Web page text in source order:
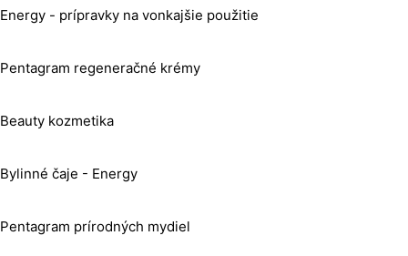
Energy - prípravky na vonkajšie použitie
Pentagram regeneračné krémy
Beauty kozmetika
Bylinné čaje - Energy
Pentagram prírodných mydiel